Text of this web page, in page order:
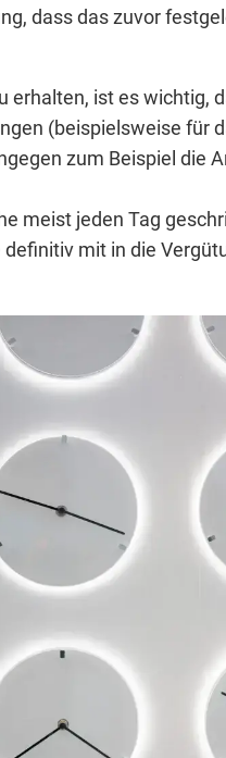
dass das zuvor
erhalten, ist es
(beispielsweise für
zum Beispiel die
meist jeden Tag
mit in die